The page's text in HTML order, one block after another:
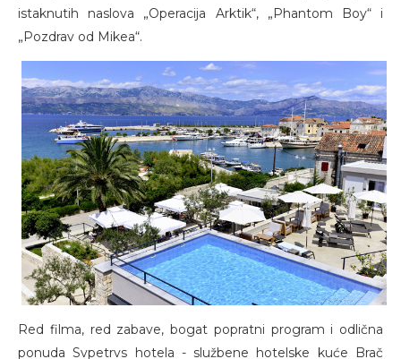
istaknutih naslova „Operacija Arktik“, „Phantom Boy“ i
„Pozdrav od Mikea“.
Red filma, red zabave, bogat popratni program i odlična
ponuda Svpetrvs hotela - službene hotelske kuće Brač